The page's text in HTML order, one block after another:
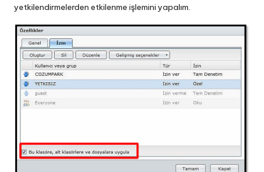
yetkilendirmelerden etkilenme işlemini yapalım.